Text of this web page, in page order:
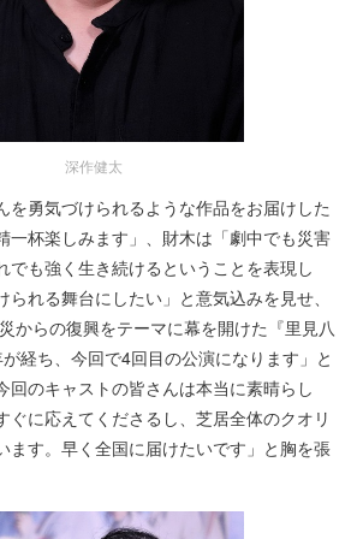
深作健太
を勇気づけられるような作品をお届けした
一杯楽しみます」、財木は「劇中でも災害
でも強く生き続けるということを表現し
れる舞台にしたい」と意気込みを見せ、
からの復興をテーマに幕を開けた『里見八
経ち、今回で4回目の公演になります」と
回のキャストの皆さんは本当に素晴らし
ぐに応えてくださるし、芝居全体のクオリ
ます。早く全国に届けたいです」と胸を張